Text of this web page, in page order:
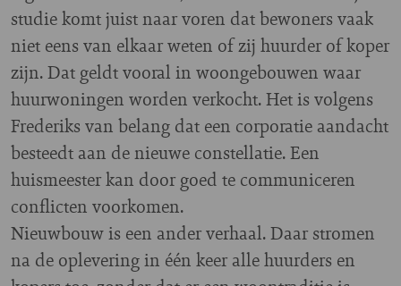
studie komt juist naar voren dat bewoners vaak
niet eens van elkaar weten of zij huurder of koper
zijn. Dat geldt vooral in woongebouwen waar
huurwoningen worden verkocht. Het is volgens
Frederiks van belang dat een corporatie aandacht
besteedt aan de nieuwe constellatie. Een
huismeester kan door goed te communiceren
conflicten voorkomen.
Nieuwbouw is een ander verhaal. Daar stromen
na de oplevering in één keer alle huurders en